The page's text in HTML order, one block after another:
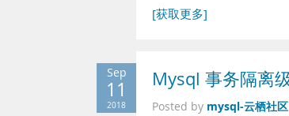
[获取更多]
Sep
11
2018
Mysql 事务隔离
Posted by mysql-云栖社区